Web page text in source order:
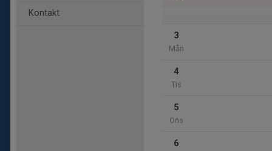
Kontakt
3
Mån
4
Tis
5
Ons
6